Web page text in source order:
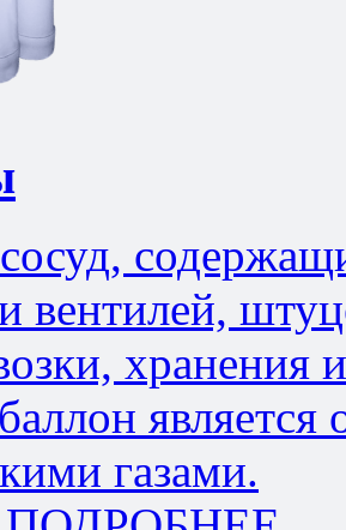
вентилей,
хранения
газами.